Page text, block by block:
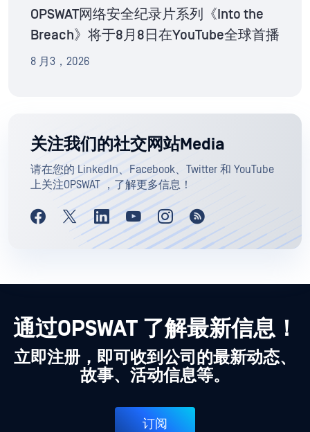
OPSWAT网络安全纪录片系列《Into the
Breach》将于8月8日在YouTube全球首播
8 月3，2026
关注我们的社交网站Media
请在您的 LinkedIn、Facebook、Twitter 和 YouTube
上关注OPSWAT ，了解更多信息！
通过OPSWAT 了解最新信息！
立即注册，即可收到公司的最新动态、
故事、活动信息等。
订阅